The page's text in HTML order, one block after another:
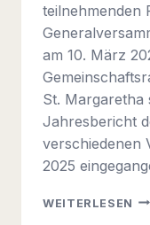
teilnehmenden
am 10. März
St.
Jahresbericht
verschiedenen
2025
WEITERLESEN